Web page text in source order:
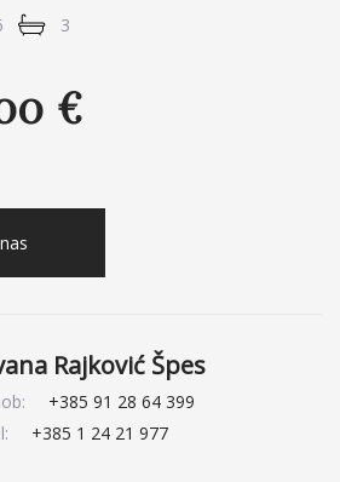
3
€
Rajković Špes
+385 91 28 64 399
+385 1 24 21 977